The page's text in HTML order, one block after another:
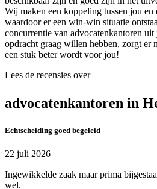
Wij maken een koppeling tussen jou en
waardoor er een win-win situatie
concurrentie van advocatenkantoren
opdracht graag willen hebben, zorgt er
een stuk beter wordt voor jou!
Lees de recensies over
advocatenkantoren in
Echtscheiding goed begeleid
22 juli 2026
Ingewikkelde zaak maar prima
wel.